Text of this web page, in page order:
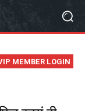
MEMBER LOGIN